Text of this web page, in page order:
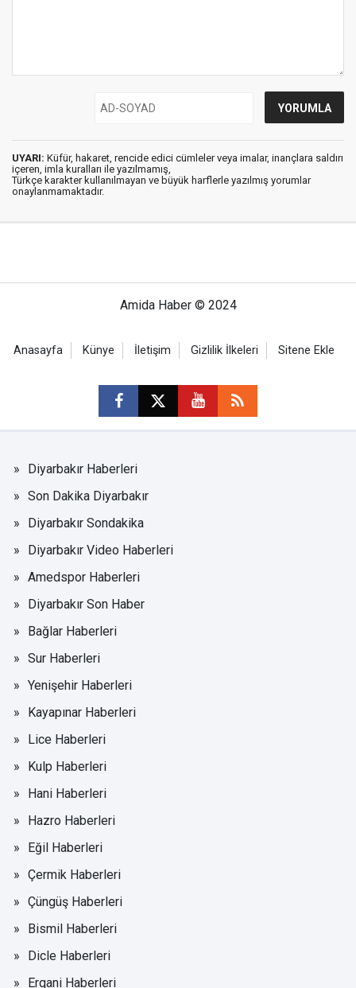
UYARI: Küfür, hakaret, rencide edici cümleler veya imalar, inançlara saldırı
içeren, imla kuralları ile yazılmamış,
Türkçe karakter kullanılmayan ve büyük harflerle yazılmış yorumlar
onaylanmamaktadır.
Amida Haber © 2024
Anasayfa Künye İletişim Gizlilik İlkeleri Sitene Ekle
Diyarbakır Haberleri
Son Dakika Diyarbakır
Diyarbakır Sondakika
Diyarbakır Video Haberleri
Amedspor Haberleri
Diyarbakır Son Haber
Bağlar Haberleri
Sur Haberleri
Yenişehir Haberleri
Kayapınar Haberleri
Lice Haberleri
Kulp Haberleri
Hani Haberleri
Hazro Haberleri
Eğil Haberleri
Çermik Haberleri
Çüngüş Haberleri
Bismil Haberleri
Dicle Haberleri
Ergani Haberleri